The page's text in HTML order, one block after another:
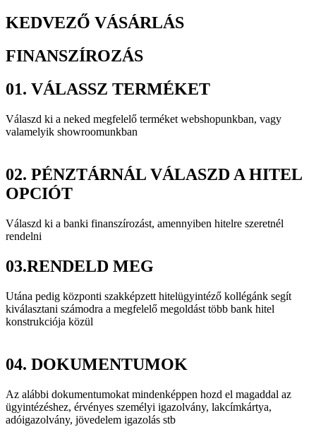
KEDVEZŐ VÁSÁRLÁS
FINANSZÍROZÁS
01. VÁLASSZ TERMÉKET
Válaszd ki a neked megfelelő terméket webshopunkban, vagy
valamelyik showroomunkban
02. PÉNZTÁRNÁL VÁLASZD A HITEL
OPCIÓT
Válaszd ki a banki finanszírozást, amennyiben hitelre szeretnél
rendelni
03.RENDELD MEG
Utána pedig központi szakképzett hitelügyintéző kollégánk segít
kiválasztani számodra a megfelelő megoldást több bank hitel
konstrukciója közül
04. DOKUMENTUMOK
Az alábbi dokumentumokat mindenképpen hozd el magaddal az
ügyintézéshez, érvényes személyi igazolvány, lakcímkártya,
adóigazolvány, jövedelem igazolás stb